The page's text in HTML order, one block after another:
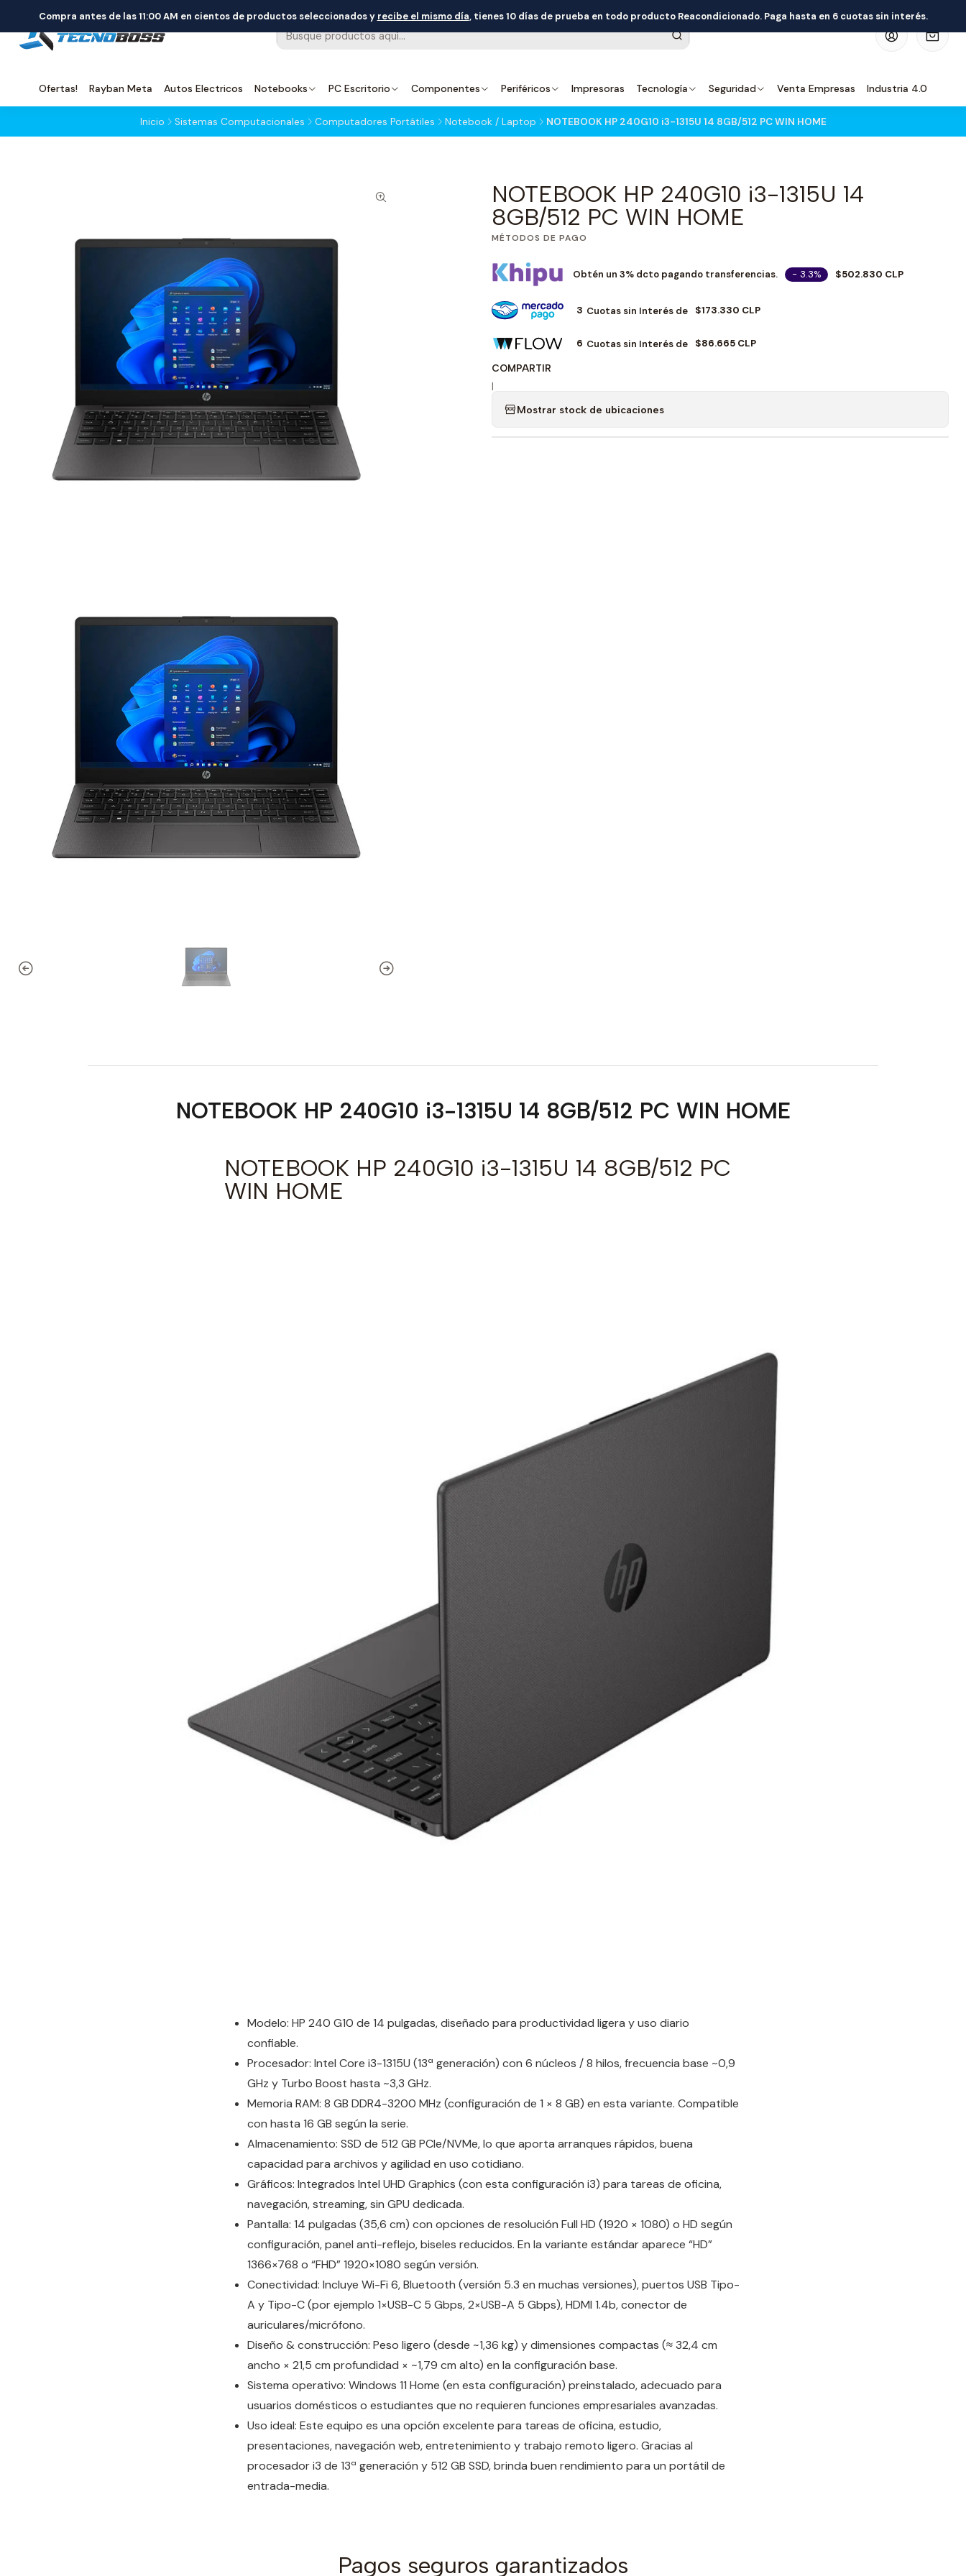
Ofertas! Rayban Meta Autos Electricos Notebooks PC Escritorio Componentes Periféricos Impresoras Tecnología Seguridad Venta Empresas Industria 4.0
Compra antes de las 11:00 AM en cientos de productos seleccionados y recibe el mismo día, tienes 10 días de prueba en todo producto Reacondicionado. Paga hasta en 6 cuotas sin interés.
Inicio Sistemas Computacionales Computadores Portátiles Notebook / Laptop NOTEBOOK HP 240G10 i3-1315U 14 8GB/512 PC WIN HOME
NOTEBOOK HP 240G10 i3-1315U 14
8GB/512 PC WIN HOME
MÉTODOS DE PAGO
Obtén un 3% dcto pagando transferencias. - 3.3% $502.830 CLP
3 Cuotas sin Interés de $173.330 CLP
6 Cuotas sin Interés de $86.665 CLP
COMPARTIR
|
Mostrar stock de ubicaciones
NOTEBOOK HP 240G10 i3-1315U 14 8GB/512 PC WIN HOME
NOTEBOOK HP 240G10 i3-1315U 14 8GB/512 PC
WIN HOME
Modelo: HP 240 G10 de 14 pulgadas, diseñado para productividad ligera y uso diario
confiable.
Procesador: Intel Core i3-1315U (13ª generación) con 6 núcleos / 8 hilos, frecuencia base ~0,9
GHz y Turbo Boost hasta ~3,3 GHz.
Memoria RAM: 8 GB DDR4-3200 MHz (configuración de 1 × 8 GB) en esta variante. Compatible
con hasta 16 GB según la serie.
Almacenamiento: SSD de 512 GB PCIe/NVMe, lo que aporta arranques rápidos, buena
capacidad para archivos y agilidad en uso cotidiano.
Gráficos: Integrados Intel UHD Graphics (con esta configuración i3) para tareas de oficina,
navegación, streaming, sin GPU dedicada.
Pantalla: 14 pulgadas (35,6 cm) con opciones de resolución Full HD (1920 × 1080) o HD según
configuración, panel anti-reflejo, biseles reducidos. En la variante estándar aparece “HD”
1366×768 o “FHD” 1920×1080 según versión.
Conectividad: Incluye Wi-Fi 6, Bluetooth (versión 5.3 en muchas versiones), puertos USB Tipo-
A y Tipo-C (por ejemplo 1×USB-C 5 Gbps, 2×USB-A 5 Gbps), HDMI 1.4b, conector de
auriculares/micrófono.
Diseño & construcción: Peso ligero (desde ~1,36 kg) y dimensiones compactas (≈ 32,4 cm
ancho × 21,5 cm profundidad × ~1,79 cm alto) en la configuración base.
Sistema operativo: Windows 11 Home (en esta configuración) preinstalado, adecuado para
usuarios domésticos o estudiantes que no requieren funciones empresariales avanzadas.
Uso ideal: Este equipo es una opción excelente para tareas de oficina, estudio,
presentaciones, navegación web, entretenimiento y trabajo remoto ligero. Gracias al
procesador i3 de 13ª generación y 512 GB SSD, brinda buen rendimiento para un portátil de
entrada-media.
Pagos seguros garantizados